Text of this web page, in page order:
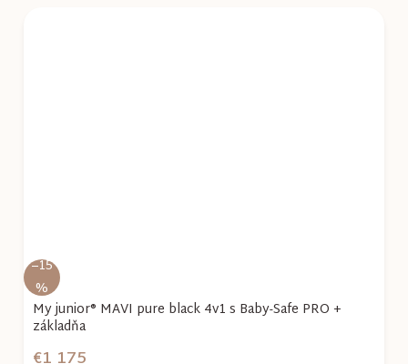
–15
%
My junior® MAVI pure black 4v1 s Baby-Safe PRO +
základňa